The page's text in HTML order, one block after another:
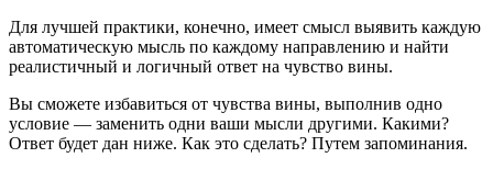
Для лучшей практики, конечно, имеет смысл выявить каждую
автоматическую мысль по каждому направлению и найти
реалистичный и логичный ответ на чувство вины.
Вы сможете избавиться от чувства вины, выполнив одно
условие — заменить одни ваши мысли другими. Какими?
Ответ будет дан ниже. Как это сделать? Путем запоминания.